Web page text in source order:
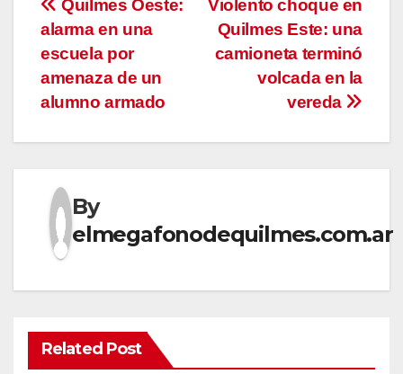
Navegación
de
entradas
Violento choque en
Quilmes Este: una
camioneta terminó
volcada en la
vereda
Quilmes Oeste:
alarma en una
escuela por
amenaza de un
alumno armado
By
elmegafonodequilmes.com.ar
Related Post